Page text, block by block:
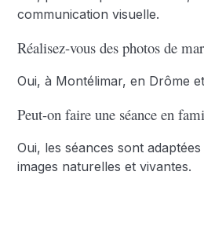
communication visuelle.
Réalisez-vous des photos de
Oui, à Montélimar, en Drôme
Peut-on faire une séance en
Oui, les séances sont
images naturelles et vivantes.